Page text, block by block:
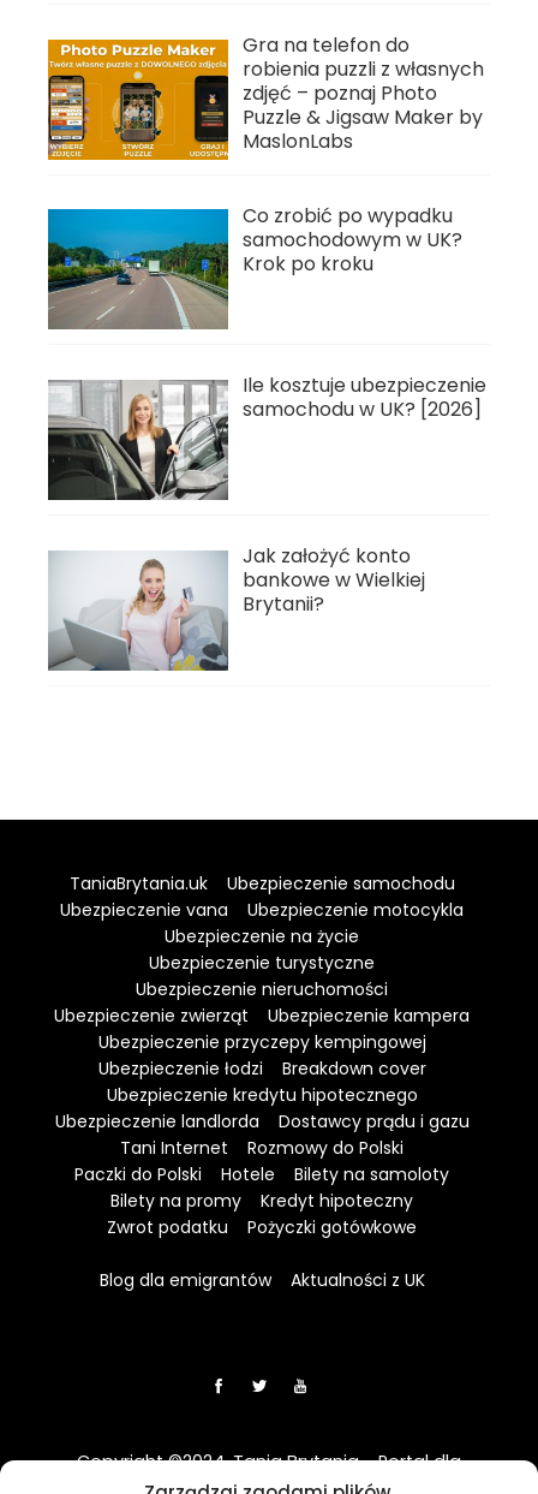
Gra na telefon do
robienia puzzli z własnych
zdjęć – poznaj Photo
Puzzle & Jigsaw Maker by
MaslonLabs
Co zrobić po wypadku
samochodowym w UK?
Krok po kroku
Ile kosztuje ubezpieczenie
samochodu w UK? [2026]
Jak założyć konto
bankowe w Wielkiej
Brytanii?
TaniaBrytania.uk
Ubezpieczenie samochodu
Ubezpieczenie vana
Ubezpieczenie motocykla
Ubezpieczenie na życie
Ubezpieczenie turystyczne
Ubezpieczenie nieruchomości
Ubezpieczenie zwierząt
Ubezpieczenie kampera
Ubezpieczenie przyczepy kempingowej
Ubezpieczenie łodzi
Breakdown cover
Ubezpieczenie kredytu hipotecznego
Ubezpieczenie landlorda
Dostawcy prądu i gazu
Tani Internet
Rozmowy do Polski
Paczki do Polski
Hotele
Bilety na samoloty
Bilety na promy
Kredyt hipoteczny
Zwrot podatku
Pożyczki gotówkowe
Blog dla emigrantów Aktualności z UK
Copyright ©2024. Tania Brytania - Portal dla
Polaków w UK